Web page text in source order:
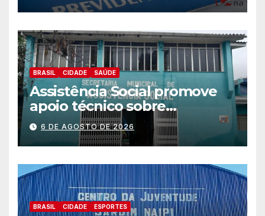
BRASIL CIDADE SAÚDE
Assistência Social promove
apoio técnico sobre
preparação e resposta a
situações de emergência e
calamidade pública
6 DE AGOSTO DE 2026
BRASIL CIDADE ESPORTES